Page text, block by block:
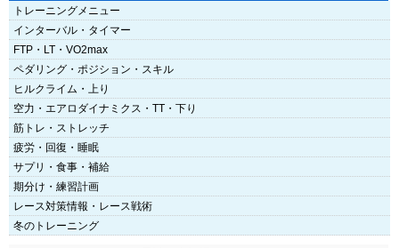
トレーニングメニュー
インターバル・タイマー
FTP・LT・VO2max
ペダリング・ポジション・スキル
ヒルクライム・上り
空力・エアロダイナミクス・TT・下り
筋トレ・ストレッチ
疲労・回復・睡眠
サプリ・食事・補給
期分け・練習計画
レース対策情報・レース戦術
冬のトレーニング